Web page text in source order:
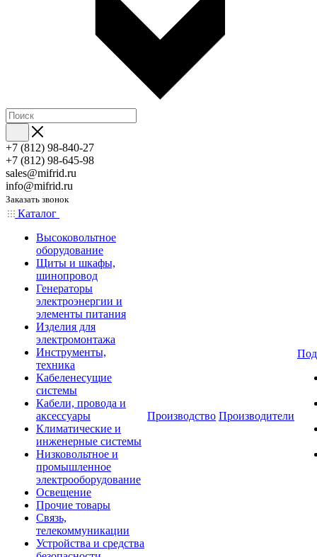
+7 (812) 98-840-27
+7 (812) 98-645-98
sales@mifrid.ru
info@mifrid.ru
Заказать звонок
Каталог
Высоковольтное
оборудование
Щиты и шкафы,
шинопровод
Генераторы
электроэнергии и
элементы питания
Изделия для
электромонтажа
Инструменты,
техника
Кабеленесущие
системы
Кабели, провода и
аксессуары
Климатические и
инженерные системы
Низковольтное и
промышленное
электрооборудование
Освещение
Прочие товары
Связь,
телекоммуникации
Устройства и средства
Производство Производители